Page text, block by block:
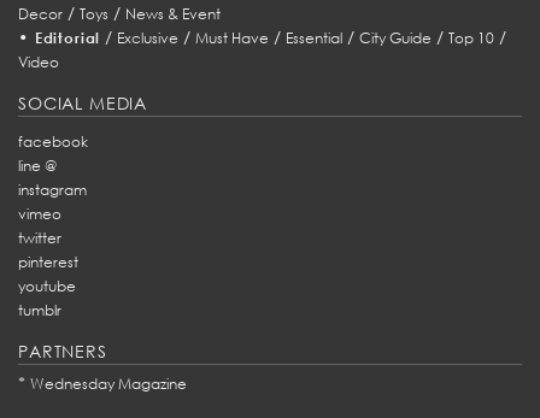
Decor / Toys / News & Event
• Editorial / Exclusive /Must Have / Essential /City Guide /Top 10 /
Video
SOCIAL MEDIA
facebook
line @
instagram
vimeo
twitter
pinterest
youtube
tumblr
PARTNERS
* Wednesday Magazine